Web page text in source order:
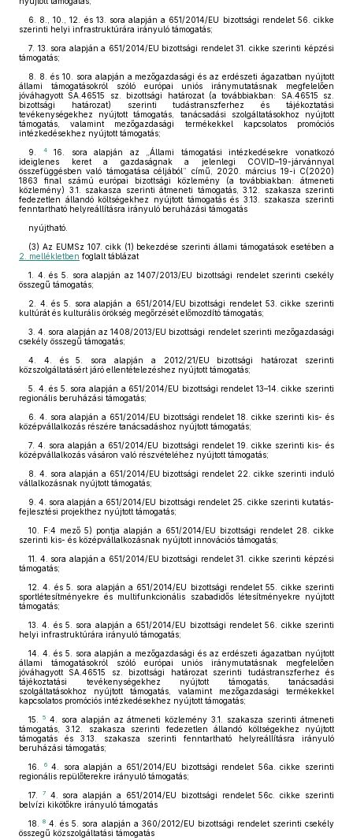
6.
8., 10., 12. és 13. sora alapján a 651/2014/EU bizottsági rendelet 56. cikke
szerinti helyi infrastruktúrára irányuló támogatás;
7. 13. sora alapján a 651/2014/EU bizottsági rendelet 31. cikke szerinti képzési
támogatás;
8.
8. és 10. sora alapján a mezőgazdasági és az erdészeti ágazatban nyújtott
állami támogatásokról szóló európai uniós iránymutatásnak megfelelően
jóváhagyott SA.46515 sz. bizottsági határozat (a továbbiakban: SA.46515 sz.
bizottsági határozat) szerinti tudástranszferhez és tájékoztatási
tevékenységekhez nyújtott támogatás, tanácsadási szolgáltatásokhoz nyújtott
támogatás, valamint mezőgazdasági termékekkel kapcsolatos promóciós
intézkedésekhez nyújtott támogatás;
9.
416. sora alapján az „Állami támogatási intézkedésekre vonatkozó
ideiglenes keret a gazdaságnak a jelenlegi COVID–19-járvánnyal
összefüggésben való támogatása céljából” című, 2020. március 19-i C(2020)
1863 final számú európai bizottsági közlemény (a továbbiakban: átmeneti
közlemény) 3.1. szakasza szerinti átmeneti támogatás, 3.12. szakasza szerinti
fedezetlen állandó költségekhez nyújtott támogatás és 3.13. szakasza szerinti
fenntartható helyreállításra irányuló beruházási támogatás
nyújtható.
(3) Az EUMSz 107. cikk (1) bekezdése szerinti állami támogatások esetében a
2. mellékletben foglalt táblázat
1.
4. és 5. sora alapján az 1407/2013/EU bizottsági rendelet szerinti csekély
összegű támogatás;
2.
4. és 5. sora alapján a 651/2014/EU bizottsági rendelet 53. cikke szerinti
kultúrát és kulturális örökség megőrzését előmozdító támogatás;
3. 4. sora alapján az 1408/2013/EU bizottsági rendelet szerinti mezőgazdasági
csekély összegű támogatás;
4.
4. és 5. sora alapján a 2012/21/EU bizottsági határozat szerinti
közszolgáltatásért járó ellentételezéshez nyújtott támogatás;
5.
4. és 5. sora alapján a 651/2014/EU bizottsági rendelet 13–14. cikke szerinti
regionális beruházási támogatás;
6.
4. sora alapján a 651/2014/EU bizottsági rendelet 18. cikke szerinti kis- és
középvállalkozás részére tanácsadáshoz nyújtott támogatás;
7. 4. sora alapján a 651/2014/EU bizottsági rendelet 19. cikke szerinti kis- és
középvállalkozás vásáron való részvételéhez nyújtott támogatás;
8.
4. sora alapján a 651/2014/EU bizottsági rendelet 22. cikke szerinti induló
vállalkozásnak nyújtott támogatás;
9. 4. sora alapján a 651/2014/EU bizottsági rendelet 25. cikke szerinti kutatás-
fejlesztési projekthez nyújtott támogatás;
10.
F:4 mező 5) pontja alapján a 651/2014/EU bizottsági rendelet 28. cikke
szerinti kis- és középvállalkozásnak nyújtott innovációs támogatás;
11.
4. sora alapján a 651/2014/EU bizottsági rendelet 31. cikke szerinti képzési
támogatás;
12.
4. és 5. sora alapján a 651/2014/EU bizottsági rendelet 55. cikke szerinti
sportlétesítményekre és multifunkcionális szabadidős létesítményekre nyújtott
támogatás;
13.
4. és 5. sora alapján a 651/2014/EU bizottsági rendelet 56. cikke szerinti
helyi infrastruktúrára irányuló támogatás;
14.
4. és 5. sora alapján a mezőgazdasági és az erdészeti ágazatban nyújtott
állami támogatásokról szóló európai uniós iránymutatásnak megfelelően
jóváhagyott SA.46515 sz. bizottsági határozat szerinti tudástranszferhez és
tájékoztatási tevékenységekhez nyújtott támogatás, tanácsadási
szolgáltatásokhoz nyújtott támogatás, valamint mezőgazdasági termékekkel
kapcsolatos promóciós intézkedésekhez nyújtott támogatás;
15.
54. sora alapján az átmeneti közlemény 3.1. szakasza szerinti átmeneti
támogatás, 3.12. szakasza szerinti fedezetlen állandó költségekhez nyújtott
támogatás és 3.13. szakasza szerinti fenntartható helyreállításra irányuló
beruházási támogatás;
16.
64. sora alapján a 651/2014/EU bizottsági rendelet 56a. cikke szerinti
regionális repülőterekre irányuló támogatás;
17.
74. sora alapján a 651/2014/EU bizottsági rendelet 56c. cikke szerinti
belvízi kikötőkre irányuló támogatás
18.
8 4. és 5. sora alapján a 360/2012/EU bizottsági rendelet szerinti csekély
összegű közszolgáltatási támogatás